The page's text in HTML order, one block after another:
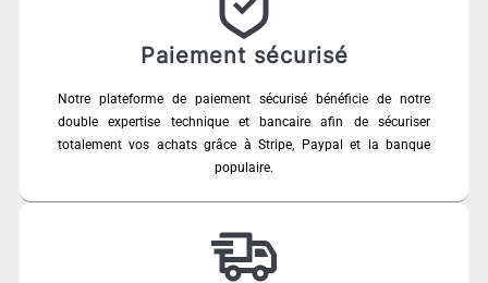
Paiement sécurisé
Notre plateforme de paiement sécurisé bénéficie de notre
double expertise technique et bancaire afin de sécuriser
totalement vos achats grâce à Stripe, Paypal et la banque
populaire.